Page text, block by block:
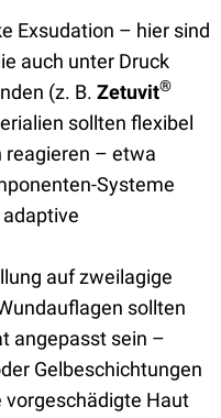
Exsudation – hier sind
auch unter Druck
(z. B. Zetuvit®
sollten flexibel
reagieren – etwa
Systeme
auf zweilagige
sollten
angepasst sein –
Gelbeschichtungen
vorgeschädigte Haut